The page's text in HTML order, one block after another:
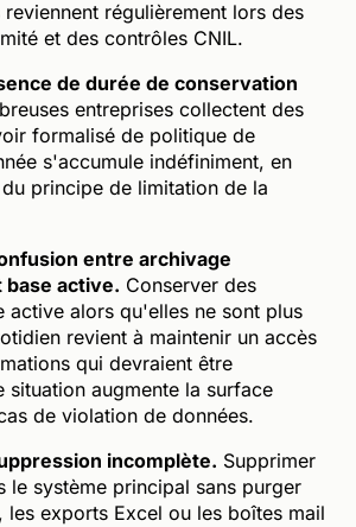
reviennent régulièrement lors des
et des contrôles CNIL.
de durée de conservation
entreprises collectent des
formalisé de politique de
s'accumule indéfiniment, en
principe de limitation de la
entre archivage
active. Conserver des
active alors qu'elles ne sont plus
revient à maintenir un accès
qui devraient être
situation augmente la surface
de violation de données.
incomplète. Supprimer
le système principal sans purger
les exports Excel ou les boîtes mail